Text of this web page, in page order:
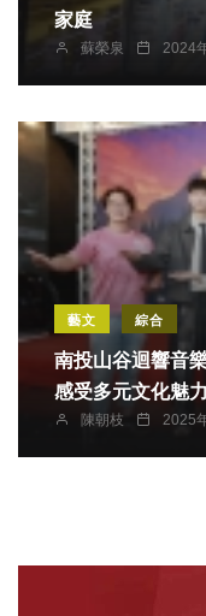
家庭
蘇榮泉 2024
藝文 綜合
南投山谷迴響音
感受多元文化魅力
陳朝枝 2025